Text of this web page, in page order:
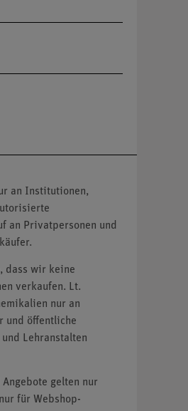
an Institutionen,
an Privatpersonen und
dass wir keine
verkaufen. Lt.
nur an
und öffentliche
und Lehranstalten
gelten nur
für Webshop-